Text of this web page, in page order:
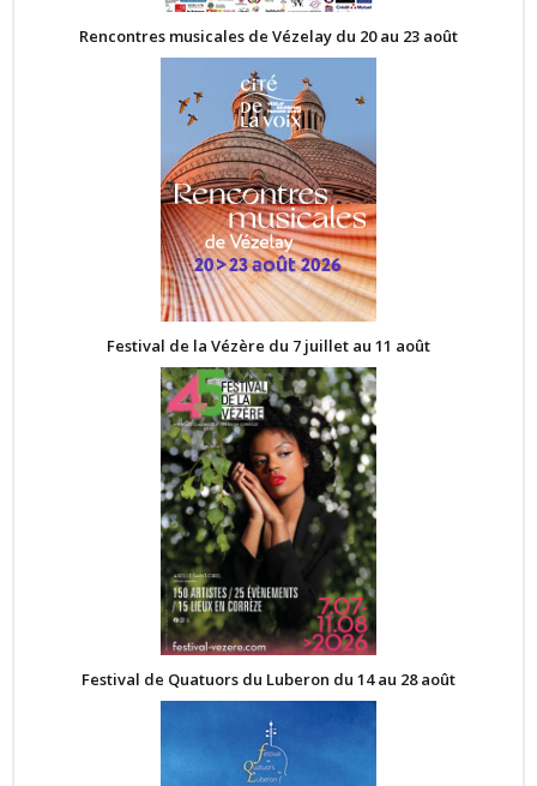
Rencontres musicales de Vézelay du 20 au 23 août
Festival de la Vézère du 7 juillet au 11 août
Festival de Quatuors du Luberon du 14 au 28 août